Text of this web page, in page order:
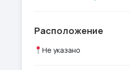
Расположение
Не указано